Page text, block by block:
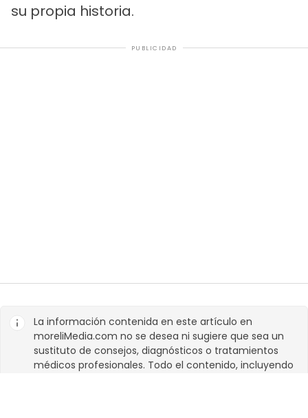
su propia historia.
PUBLICIDAD
La información contenida en este artículo en
moreliMedia.com no se desea ni sugiere que sea un
sustituto de consejos, diagnósticos o tratamientos
médicos profesionales. Todo el contenido, incluyendo